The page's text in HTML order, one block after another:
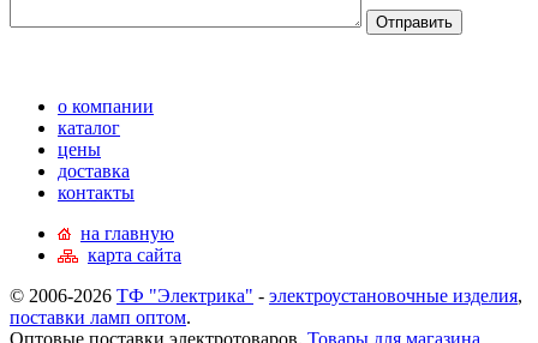
о компании
каталог
цены
доставка
контакты
на главную
карта сайта
© 2006-2026 ТФ "Электрика" - электроустановочные изделия,
поставки ламп оптом.
Оптовые поставки электротоваров. Товары для магазина